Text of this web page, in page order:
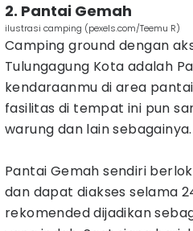
2. Pantai Gemah
ilustrasi camping (pexels.com/Teemu R)
Camping ground dengan
Tulungagung Kota adalah
kendaraanmu di area
fasilitas di tempat ini pun
warung dan lain sebagainya.
Pantai Gemah sendiri
dan dapat diakses selama
rekomended dijadikan